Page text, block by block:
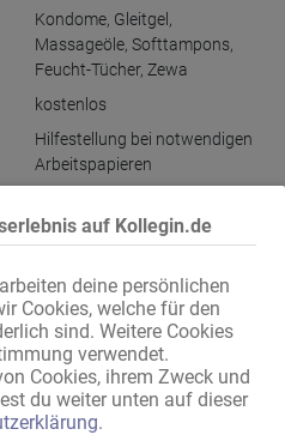
auf Kollegin.de
deine persönlichen
Cookies, welche für den
sind. Weitere Cookies
verwendet.
Cookies, ihrem Zweck und
du weiter unten auf dieser
.
Kondome, Gleitgel ,
Massageöle, Softtampons,
Feucht-Tücher, Zewa
kostenlos
Hilfestellung bei notwendigen
Arbeitspapieren
über WLAN
Dusche
Pantry-Küche
Dusche
Bizarr-Equipment vorhanden